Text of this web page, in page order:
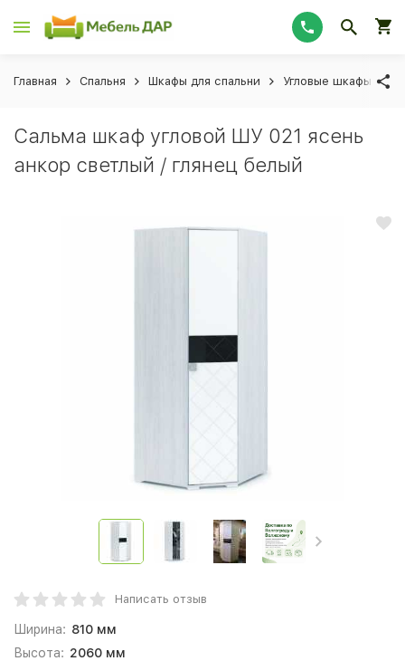
Главная Спальня Шкафы для спальни Угловые шкафы для
Сальма шкаф угловой ШУ 021 ясень
анкор светлый / глянец белый
Написать отзыв
Ширина: 810 мм
Высота: 2060 мм